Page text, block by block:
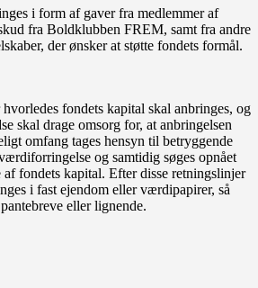
i form af gaver fra medlemmer af
fra Boldklubben FREM, samt fra andre
der ønsker at støtte fondets formål.
fondets kapital skal anbringes, og
skal drage omsorg for, at anbringelsen
omfang tages hensyn til betryggende
og samtidig søges opnået
fondets kapital. Efter disse retningslinjer
i fast ejendom eller værdipapirer, så
eller lignende.